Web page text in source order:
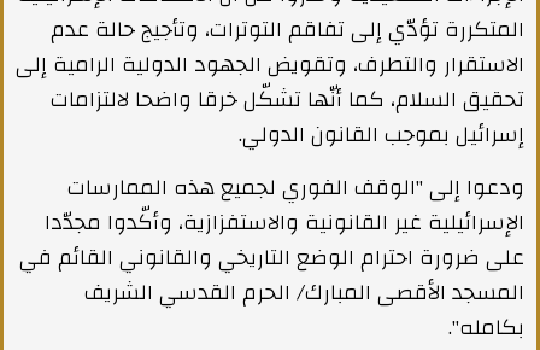
المتكررة تؤدّي إلى تفاقم التوترات، وتأجيج حالة عدم
الاستقرار والتطرف، وتقويض الجهود الدولية الرامية إلى
تحقيق السلام، كما أنّها تشكّل خرقا واضحا لالتزامات
إسرائيل بموجب القانون الدولي.
ودعوا إلى "الوقف الفوري لجميع هذه الممارسات
الإسرائيلية غير القانونية والاستفزازية، وأكّدوا مجدّدا
على ضرورة احترام الوضع التاريخي والقانوني القائم في
المسجد الأقصى المبارك/ الحرم القدسي الشريف
بكامله".